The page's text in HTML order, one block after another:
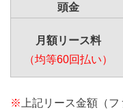
頭金
月額リース料
（均等60回払い）
※ 上記リース金額（